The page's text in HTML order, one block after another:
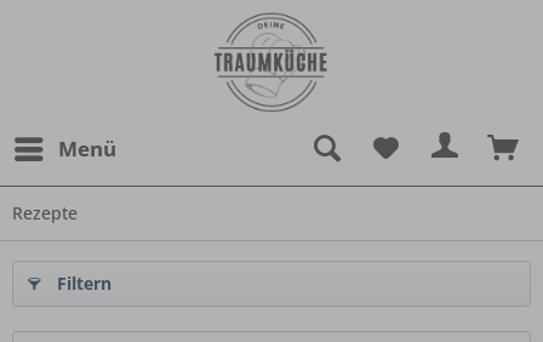
Menü
Rezepte
Filtern